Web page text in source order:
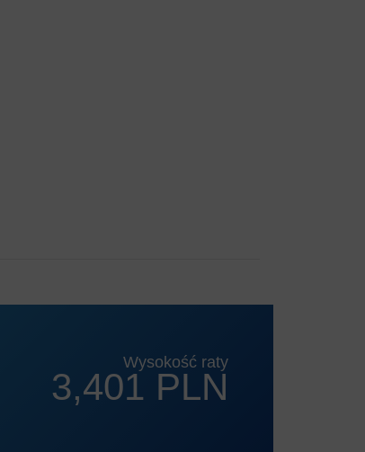
Wysokość raty
3,401 PLN